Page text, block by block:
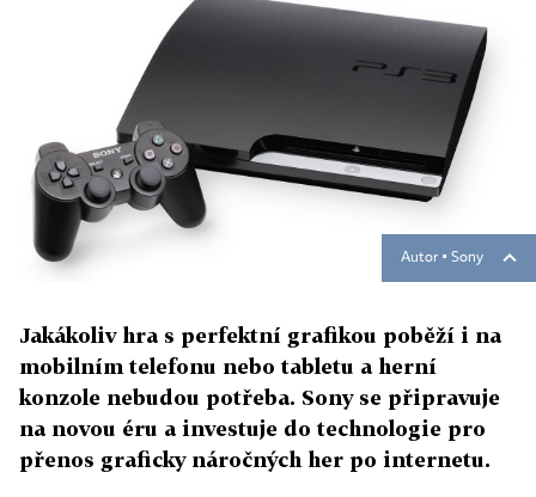
Autor ▪ Sony
Jakákoliv hra s perfektní grafikou poběží i na
mobilním telefonu nebo tabletu a herní
konzole nebudou potřeba. Sony se připravuje
na novou éru a investuje do technologie pro
přenos graficky náročných her po internetu.